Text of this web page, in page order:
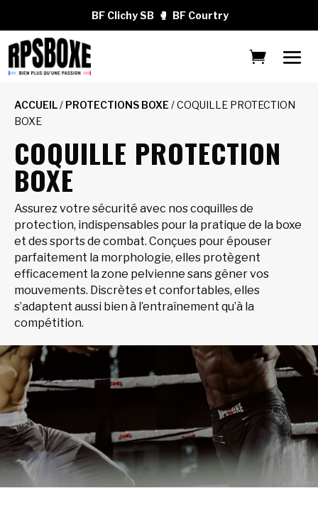
BF Clichy SB 🥊 BF Courtry
ACCUEIL/ PROTECTIONS BOXE / COQUILLE PROTECTION
BOXE
COQUILLE PROTECTION
BOXE
Assurez votre sécurité avec nos coquilles de
protection, indispensables pour la pratique de la boxe
et des sports de combat. Conçues pour épouser
parfaitement la morphologie, elles protègent
efficacement la zone pelvienne sans gêner vos
mouvements. Discrètes et confortables, elles
s’adaptent aussi bien à l’entraînement qu’à la
compétition.